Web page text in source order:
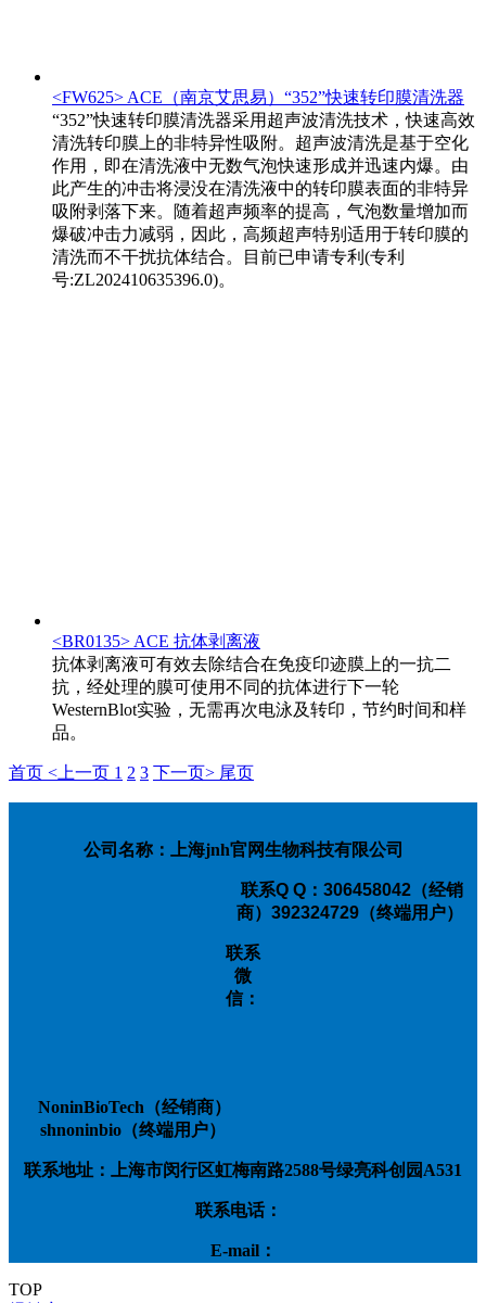
<FW625> ACE（南京艾思易）“352”快速转印膜清洗器
“352”快速转印膜清洗器采用超声波清洗技术，快速高效
清洗转印膜上的非特异性吸附。超声波清洗是基于空化
作用，即在清洗液中无数气泡快速形成并迅速内爆。由
此产生的冲击将浸没在清洗液中的转印膜表面的非特异
吸附剥落下来。随着超声频率的提高，气泡数量增加而
爆破冲击力减弱，因此，高频超声特别适用于转印膜的
清洗而不干扰抗体结合。目前已申请专利(专利
号:ZL202410635396.0)。
<BR0135> ACE 抗体剥离液
抗体剥离液可有效去除结合在免疫印迹膜上的一抗二
抗，经处理的膜可使用不同的抗体进行下一轮
WesternBlot实验，无需再次电泳及转印，节约时间和样
品。
首页 <上一页 1 2 3 下一页> 尾页
公司名称：上海jnh官网生物科技有限公司
联系Q Q：306458042（经销
商）392324729（终端用户）
联系
微
信：
NoninBioTech（经销商）
shnoninbio（终端用户）
联系地址：上海市闵行区虹梅南路2588号绿亮科创园A531
联系电话：
E-mail：
TOP